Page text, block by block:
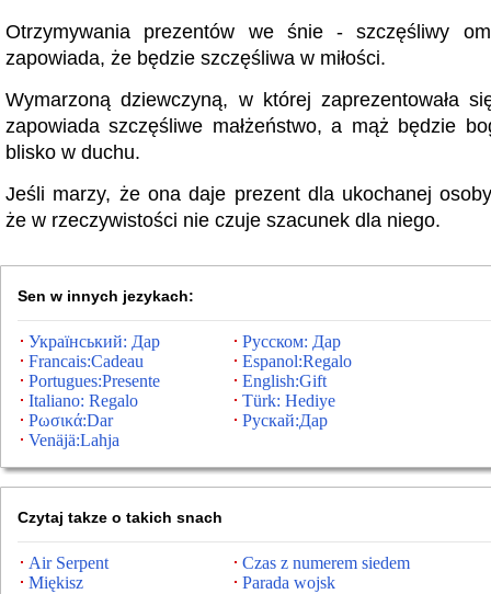
Otrzymywania prezentów we śnie - szczęśliwy
zapowiada, że ​​będzie szczęśliwa w miłości.
Wymarzoną dziewczyną, w której zaprezentowała
zapowiada szczęśliwe małżeństwo, a mąż będzie
blisko w duchu.
Jeśli marzy, że ona daje prezent dla ukochanej
że ​​w rzeczywistości nie czuje szacunek dla niego.
Sen w innych jezykach:
Український: Дар
Русском: Дар
Francais:Cadeau
Espanol:Regalo
Portugues:Presente
English:Gift
Italiano: Regalo
Türk: Hediye
Ρωσικά:Dar
Рускай:Дар
Venäjä:Lahja
Czytaj takze o takich snach
Air Serpent
Czas z numerem siedem
Miękisz
Parada wojsk